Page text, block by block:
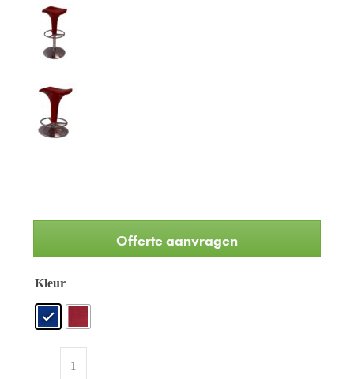
Offerte aanvragen
Kleur